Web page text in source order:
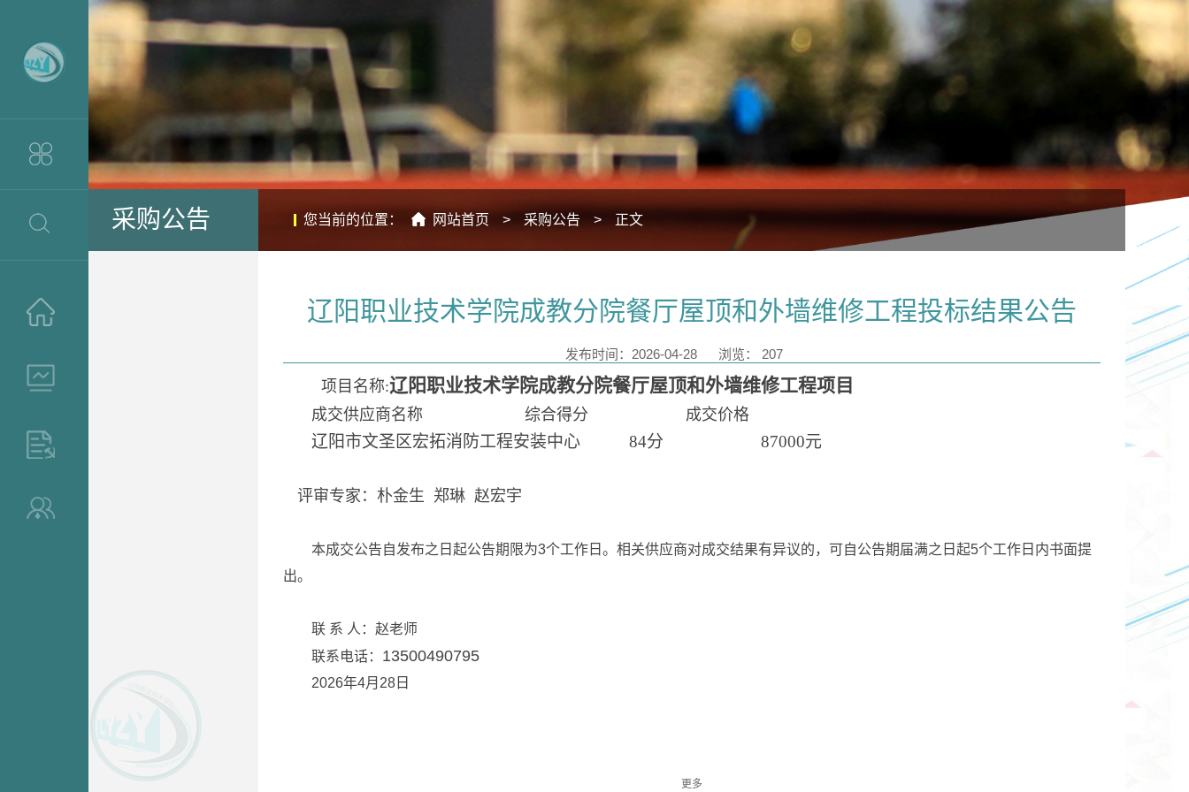
采购公告 您当前的位置： 网站首页 > 采购公告 > 正文
辽阳职业技术学院成教分院餐厅屋顶和外墙维修工程投标结果公告
发布时间：2026-04-28 浏览： 207
项目名称:辽阳职业技术学院成教分院餐厅屋顶和外墙维修工程项目
成交供应商名称 综合得分 成交价格
辽阳市文圣区宏拓消防工程安装中心 84分 87000元
评审专家： 朴金生 郑琳 赵宏宇
本成交公告自发布之日起公告期限为3个工作日。相关供应商对成交结果有异议的，可自公告期届满之日起5个工作日内书面提
出。
联 系 人：赵老师
联系电话： 13500490795
2026年4月28日
更多